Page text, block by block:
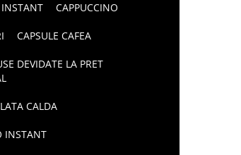
INSTANT CAPPUCCINO
CAPSULE CAFEA
DEVIDATE LA PRET
CALDA
INSTANT